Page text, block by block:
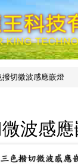
撥切微波感應嵌燈
波感